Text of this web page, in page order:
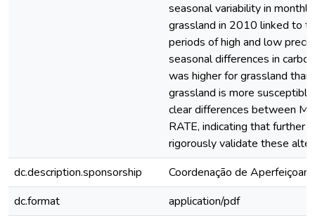
seasonal variability in
grassland in 2010 linked to
periods of high and low
seasonal differences in
was higher for grassland
grassland is more
clear differences between
RATE, indicating that further
rigorously validate these
dc.description.sponsorship
Coordenação de
dc.format
application/pdf